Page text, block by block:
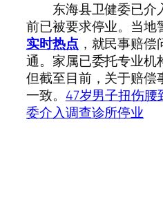
东海县卫健委已介
前已被要求停业。当地
实时热点 ，就民事赔
通。家属已委托专业机
但截至目前，关于赔偿
一致。 47岁男子扭伤腰
委介入调查诊所停业